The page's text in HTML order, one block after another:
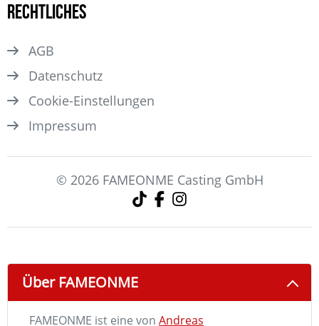
Rechtliches
AGB
Datenschutz
Cookie-Einstellungen
Impressum
© 2026 FAMEONME Casting GmbH
Über FAMEONME
FAMEONME ist eine von Andreas